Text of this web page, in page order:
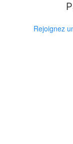
Rejoignez